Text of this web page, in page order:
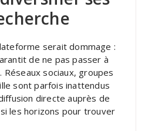
serait dommage :
de ne pas passer à
Réseaux sociaux, groupes
sont parfois inattendus
directe auprès de
les horizons pour trouver